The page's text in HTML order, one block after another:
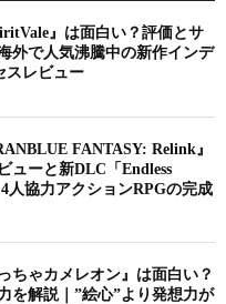
』は面白い？評価とサ
外で人気沸騰中の新作インデ
スレビュー
FANTASY: Relink』
ューと新DLC「Endless
人協力アクションRPGの完成
ちゃカメレオン』は面白い？
を解説｜”絵心”より発想力が